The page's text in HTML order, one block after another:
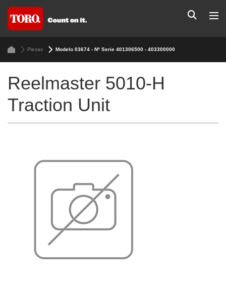
Piezas Modelo 03674 - Nº Serie 401306500 - 403300000
Reelmaster 5010-H
Traction Unit